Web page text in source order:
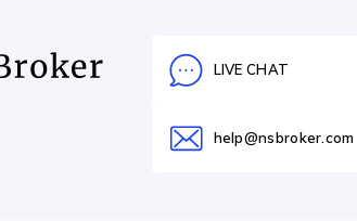
LIVE CHAT
help@nsbroker.com